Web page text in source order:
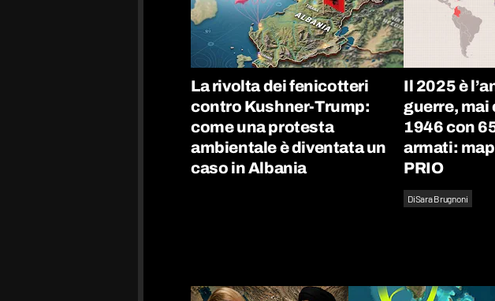
La rivolta dei fenicotteri
contro Kushner-Trump:
come una protesta
ambientale è diventata un
caso in Albania
Il 2025 è
guerre, mai
1946 con
armati:
PRIO
DiSara Brugnoni